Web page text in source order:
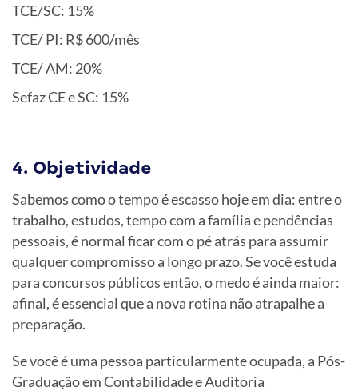
TCE/SC: 15%
TCE/ PI: R$ 600/mês
TCE/ AM: 20%
Sefaz CE e SC: 15%
4. Objetividade
Sabemos como o tempo é escasso hoje em dia: entre o
trabalho, estudos, tempo com a família e pendências
pessoais, é normal ficar com o pé atrás para assumir
qualquer compromisso a longo prazo. Se você estuda
para concursos públicos então, o medo é ainda maior:
afinal, é essencial que a nova rotina não atrapalhe a
preparação.
Se você é uma pessoa particularmente ocupada, a Pós-
Graduação em Contabilidade e Auditoria